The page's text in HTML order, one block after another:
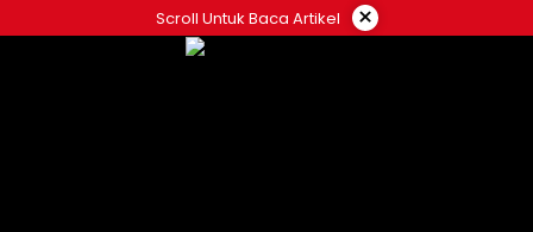
ke
Scroll Untuk Baca Artikel ×